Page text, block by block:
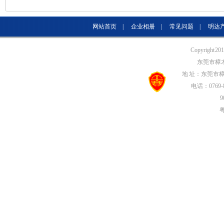
网站首页 企业相册 常见问题 明达
Copyright
东莞市樟
地 址：东莞市
电话：0769-